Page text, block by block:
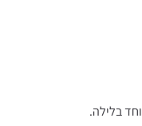
בלילה.